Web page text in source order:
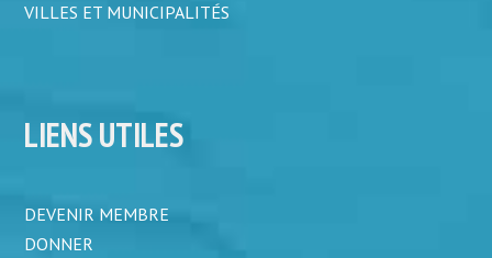
VILLES ET MUNICIPALITÉS
LIENS UTILES
DEVENIR MEMBRE
DONNER